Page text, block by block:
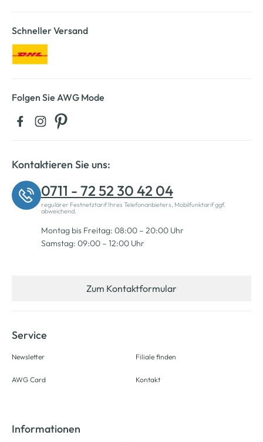
Schneller Versand
Folgen Sie AWG Mode
Kontaktieren Sie uns:
0711 - 72 52 30 42 04
regulärer Festnetztarif Ihres Telefonanbieters, Mobilfunktarif ggf.
abweichend.
Montag bis Freitag: 08:00 – 20:00 Uhr
Samstag: 09:00 – 12:00 Uhr
Zum Kontaktformular
Service
Newsletter
AWG Card
Filiale finden
Kontakt
Informationen